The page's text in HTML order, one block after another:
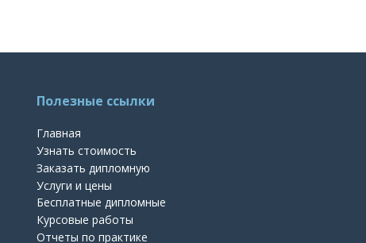
Полезные ссылки
Главная
Узнать стоимость
Заказать дипломную
Услуги и цены
Бесплатные дипломные
Курсовые работы
Отчеты по практике